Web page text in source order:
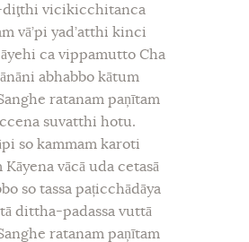
diţthi vicikicchitanca
vā’pi yad’atthi kinci
ca vippamutto Cha
abhabbo kātum
ratanam paņītam
suvatthi hotu.
so kammam karoti
Kāyena vācā uda cetasā
so tassa pațicchādāya
dittha-padassa vuttā
ratanam paņītam